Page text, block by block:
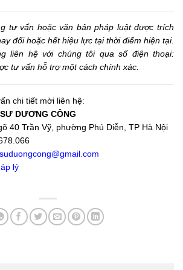
tư vấn hoặc văn bản pháp luật được trích
đổi hoặc hết hiệu lực tại thời điểm hiện tại.
liên hệ với chúng tôi qua số điện thoại:
tư vấn hỗ trợ một cách chính xác.
chi tiết mời liên hệ:
DƯƠNG CÔNG
40 Trần Vỹ, phường Phú Diễn, TP Hà Nội
lý